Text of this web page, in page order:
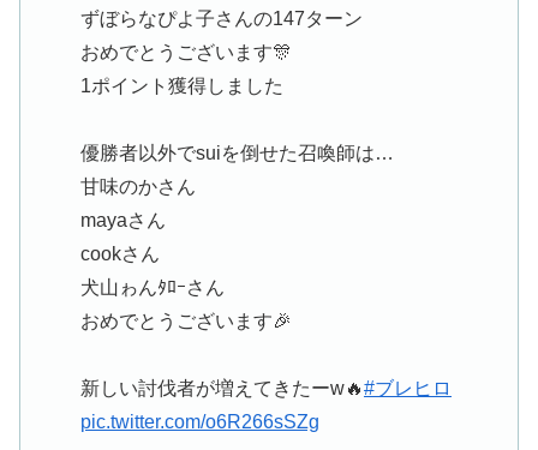
ずぼらなぴよ子さんの147ターン
おめでとうございます🎊
1ポイント獲得しました
優勝者以外でsuiを倒せた召喚師は…
甘味のかさん
mayaさん
cookさん
犬山ゎんﾀﾛｰさん
おめでとうございます🎉
新しい討伐者が増えてきたーw🔥#ブレヒロ
pic.twitter.com/o6R266sSZg